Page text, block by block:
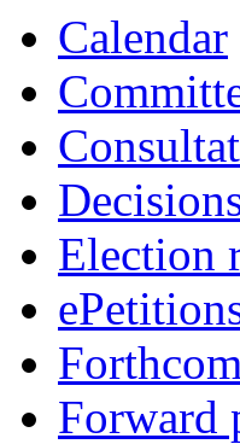
Calendar
Election
Forward